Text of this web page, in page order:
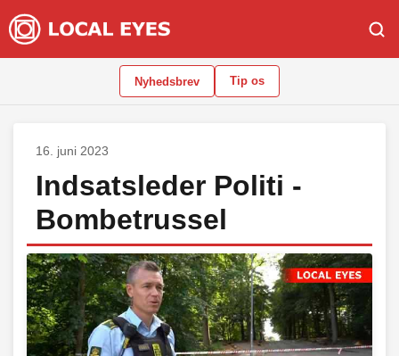
Nyhedsbrev Tip os
16. juni 2023
Indsatsleder Politi -
Bombetrussel